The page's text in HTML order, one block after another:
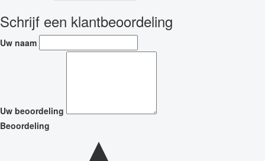
Schrijf een klantbeoordeling
Uw naam
Uw beoordeling
Beoordeling